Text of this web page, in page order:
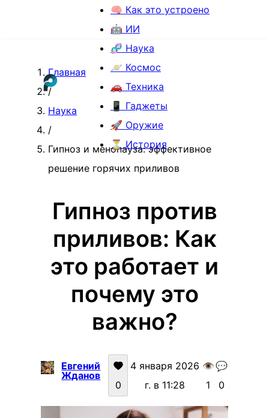
🧠 Как это устроено
🤖 ИИ
🧬 Наука
🪐 Космос
🚗 Техника
📱 Гаджеты
🚀 Оружие
⏳ История
Главная
/
Наука
/
Гипноз и менопауза: эффективное
решение горячих приливов
Гипноз против
приливов: Как
это работает и
почему это
важно?
Евгений
Жданов
0
4 января 2026
г. в 11:28
👁️
1
💬
0